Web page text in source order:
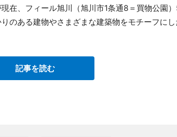
在、フィール旭川（旭川市1条通8＝買物公園
のある建物やさまざまな建築物をモチーフに
記事を読む